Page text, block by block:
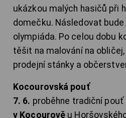
ukázkou malých hasičů při
domečku. Následovat
olympiáda. Po celou dobu
těšit na malování na
prodejní stánky a
Kocourovská pouť
7. 6. proběhne tradiční pouť
v Kocourově u